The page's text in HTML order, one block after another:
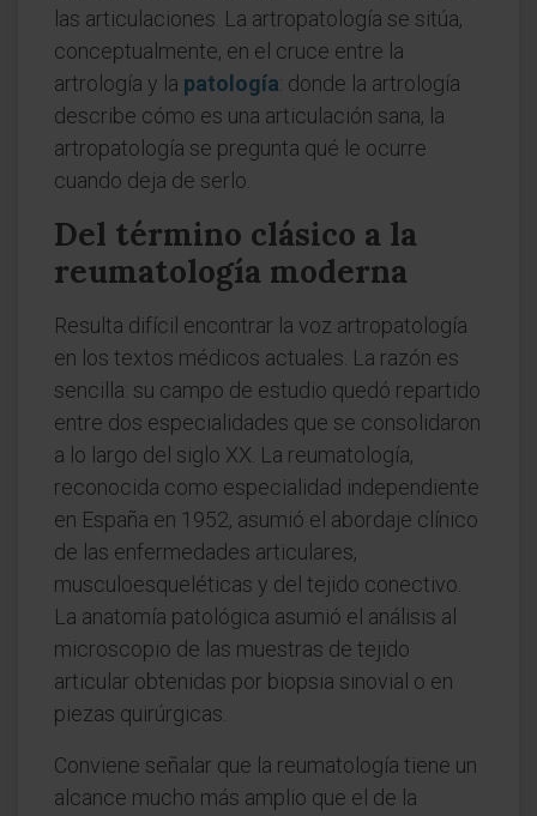
las articulaciones. La artropatología se sitúa,
conceptualmente, en el cruce entre la
artrología y la patología: donde la artrología
describe cómo es una articulación sana, la
artropatología se pregunta qué le ocurre
cuando deja de serlo.
Del término clásico a la
reumatología moderna
Resulta difícil encontrar la voz artropatología
en los textos médicos actuales. La razón es
sencilla: su campo de estudio quedó repartido
entre dos especialidades que se consolidaron
a lo largo del siglo XX. La reumatología,
reconocida como especialidad independiente
en España en 1952, asumió el abordaje clínico
de las enfermedades articulares,
musculoesqueléticas y del tejido conectivo.
La anatomía patológica asumió el análisis al
microscopio de las muestras de tejido
articular obtenidas por biopsia sinovial o en
piezas quirúrgicas.
Conviene señalar que la reumatología tiene un
alcance mucho más amplio que el de la